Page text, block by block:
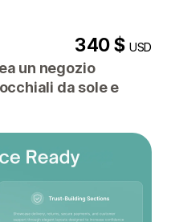
340 $USD
un negozio
da sole e